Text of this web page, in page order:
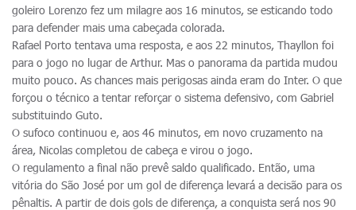
goleiro Lorenzo fez um milagre aos 16 minutos, se esticando todo
para defender mais uma cabeçada colorada.
Rafael Porto tentava uma resposta, e aos 22 minutos, Thayllon foi
para o jogo no lugar de Arthur. Mas o panorama da partida mudou
muito pouco. As chances mais perigosas ainda eram do Inter. O que
forçou o técnico a tentar reforçar o sistema defensivo, com Gabriel
substituindo Guto.
O sufoco continuou e, aos 46 minutos, em novo cruzamento na
área, Nicolas completou de cabeça e virou o jogo.
O regulamento a final não prevê saldo qualificado. Então, uma
vitória do São José por um gol de diferença levará a decisão para os
pênaltis. A partir de dois gols de diferença, a conquista será nos 90